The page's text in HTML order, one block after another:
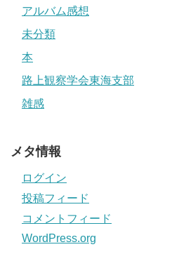
アルバム感想
未分類
本
路上観察学会東海支部
雑感
メタ情報
ログイン
投稿フィード
コメントフィード
WordPress.org